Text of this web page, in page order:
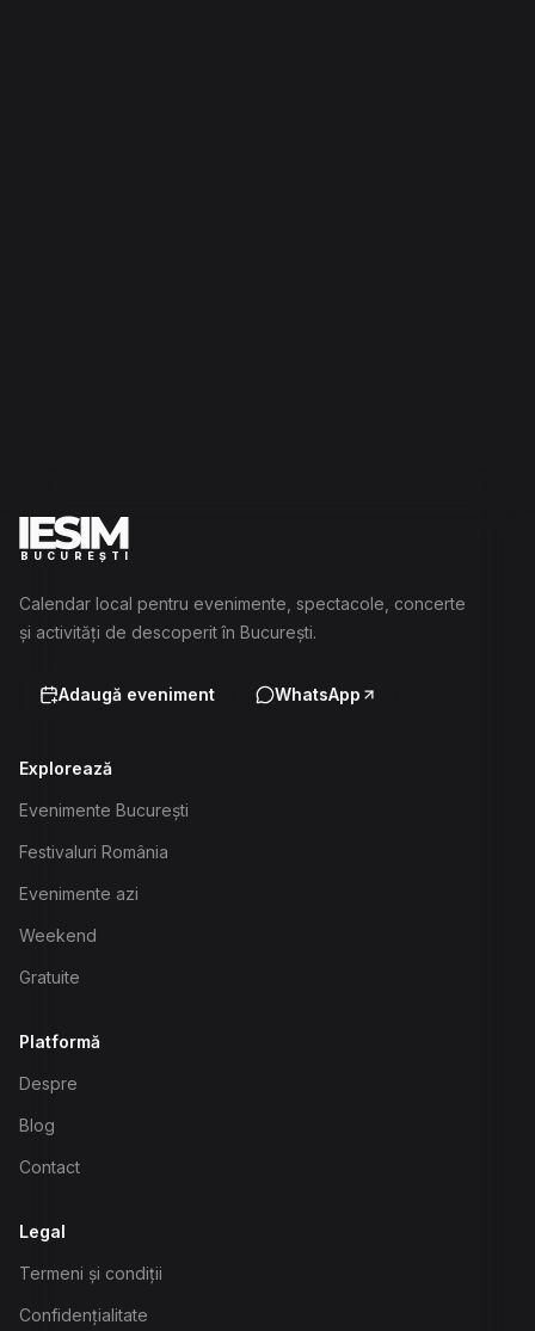
BUCUREȘTI
Calendar local pentru evenimente, spectacole, concerte
și activități de descoperit în București.
Adaugă eveniment WhatsApp
Explorează
Evenimente București
Festivaluri România
Evenimente azi
Weekend
Gratuite
Platformă
Despre
Blog
Contact
Legal
Termeni și condiții
Confidențialitate